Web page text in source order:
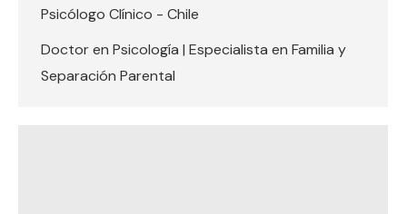
Psicólogo Clínico - Chile
Doctor en Psicología | Especialista en Familia y
Separación Parental